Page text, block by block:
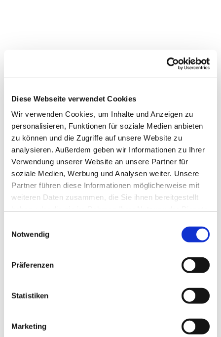
Diese Webseite verwendet Cookies
Wir verwenden Cookies, um Inhalte und Anzeigen zu
personalisieren, Funktionen für soziale Medien anbieten
zu können und die Zugriffe auf unsere Website zu
analysieren. Außerdem geben wir Informationen zu Ihrer
Verwendung unserer Website an unsere Partner für
soziale Medien, Werbung und Analysen weiter. Unsere
Partner führen diese Informationen möglicherweise mit
weiteren Daten zusammen, die Sie ihnen bereitgestellt
Notwendig
Präferenzen
Statistiken
Marketing
Dies könnte Sie auch
interessieren